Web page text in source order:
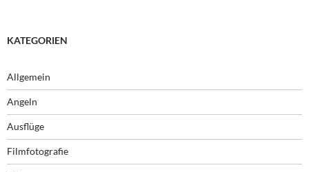
KATEGORIEN
Allgemein
Angeln
Ausflüge
Filmfotografie